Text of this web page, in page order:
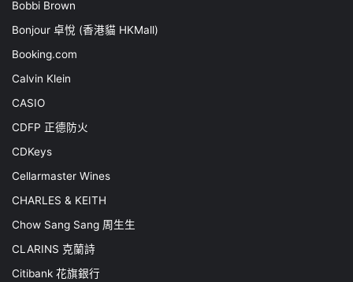
Bobbi Brown
Bonjour 卓悅 (香港貓 HKMall)
Booking.com
Calvin Klein
CASIO
CDFP 正德防火
CDKeys
Cellarmaster Wines
CHARLES & KEITH
Chow Sang Sang 周生生
CLARINS 克蘭詩
Citibank 花旗銀行